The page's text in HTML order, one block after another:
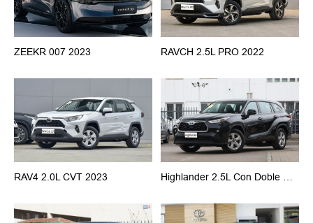
ZEEKR 007 2023 RAVCH 2.5L PRO 2022
RAV4 2.0L CVT 2023 Highlander 2.5L Con Doble Motor 2023